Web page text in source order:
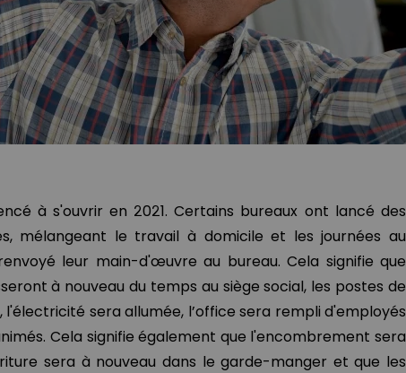
à s'ouvrir en 2021. Certains bureaux ont lancé des
mélangeant le travail à domicile et les journées au
leur main-d'œuvre au bureau. Cela signifie que
à nouveau du temps au siège social, les postes de
sera allumée, l’office sera rempli d'employés
Cela signifie également que l'encombrement sera
sera à nouveau dans le garde-manger et que les